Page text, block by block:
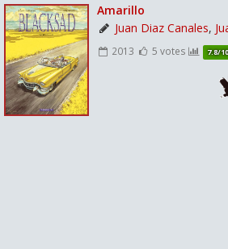
Amarillo
Juan Diaz Canales,
2013 5 votes 7.8/